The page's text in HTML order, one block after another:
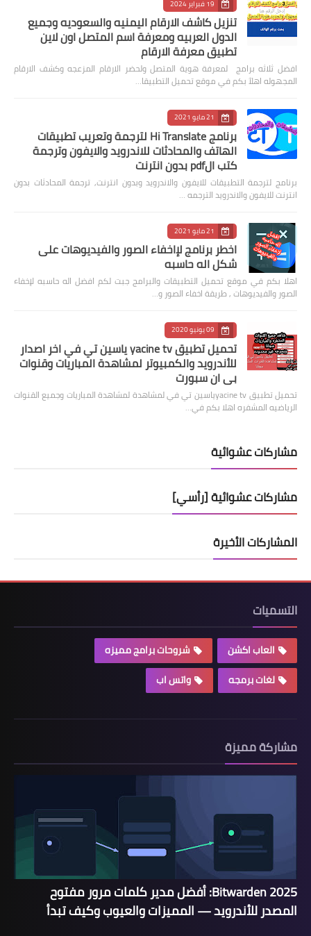
19 فبراير 2024
تنزيل كاشف الارقام اليمنيه والسعوديه وجميع
الدول العربيه ومعرفة اسم المتصل اون لاين
تطبيق معرفة الارقام
افضل ثلاثه برامج لمعرفة هوية المتصل ولحضر الارقام المزعجه وكشف الارقام
المجهوله اهلآ بكم في موقع تحميل التطبيقا…
21 مايو 2021
برنامج Hi Translate لترجمة وتعريب تطبيقات
الهاتف والمحادثات للاندرويد والايفون وترجمة
كتب الpdf بدون انترنت
برنامج لترجمة التطبيقات للايفون والاندرويد وبدون انترنت, ترجمة المحادثات بدون
انترنت للايفون والاندرويد الترجمه …
21 مايو 2021
اخطر برنامج لإاخفاء الصور والفيديوهات على
شكل اله حاسبه
اهلا بكم في موقع تحميل التطبيقات والبرامج جبت لكم افضل اله حاسبه لإخفاء
الصور والفيديوهات , طريقة اخفاء الصور و…
09 يونيو 2020
تحميل تطبيق yacine tv ياسين تي في اخر اصدار
للأندرويد والكمبيوتر لمشاهدة المباريات وقنوات
بي ان سبورت
تحميل تطبيق yacine tvياسين تي في لمشاهدة لمشاهدة المباريات وجميع القنوات
الرياضيه المشفره اهلا بكم في…
مشاركات عشوائية
مشاركات عشوائية [رأسي]
المشاركات الأخيرة
التسميات
العاب اكشن
شروحات برامج مميزه
لغات برمجه
واتس اب
مشاركة مميزة
Bitwarden 2025: أفضل مدير كلمات مرور مفتوح
المصدر للأندرويد — المميزات والعيوب وكيف تبدأ